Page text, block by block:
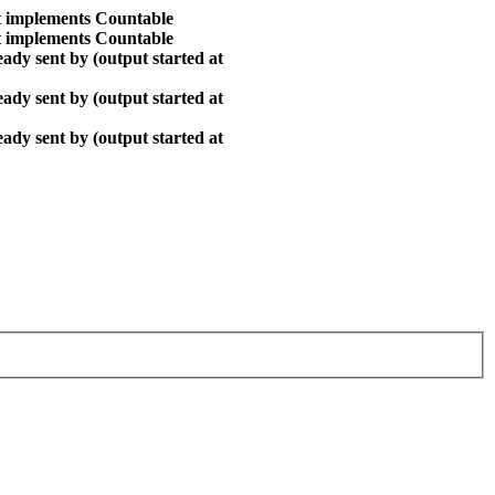
Countable
Countable
sent by (output started at
sent by (output started at
sent by (output started at